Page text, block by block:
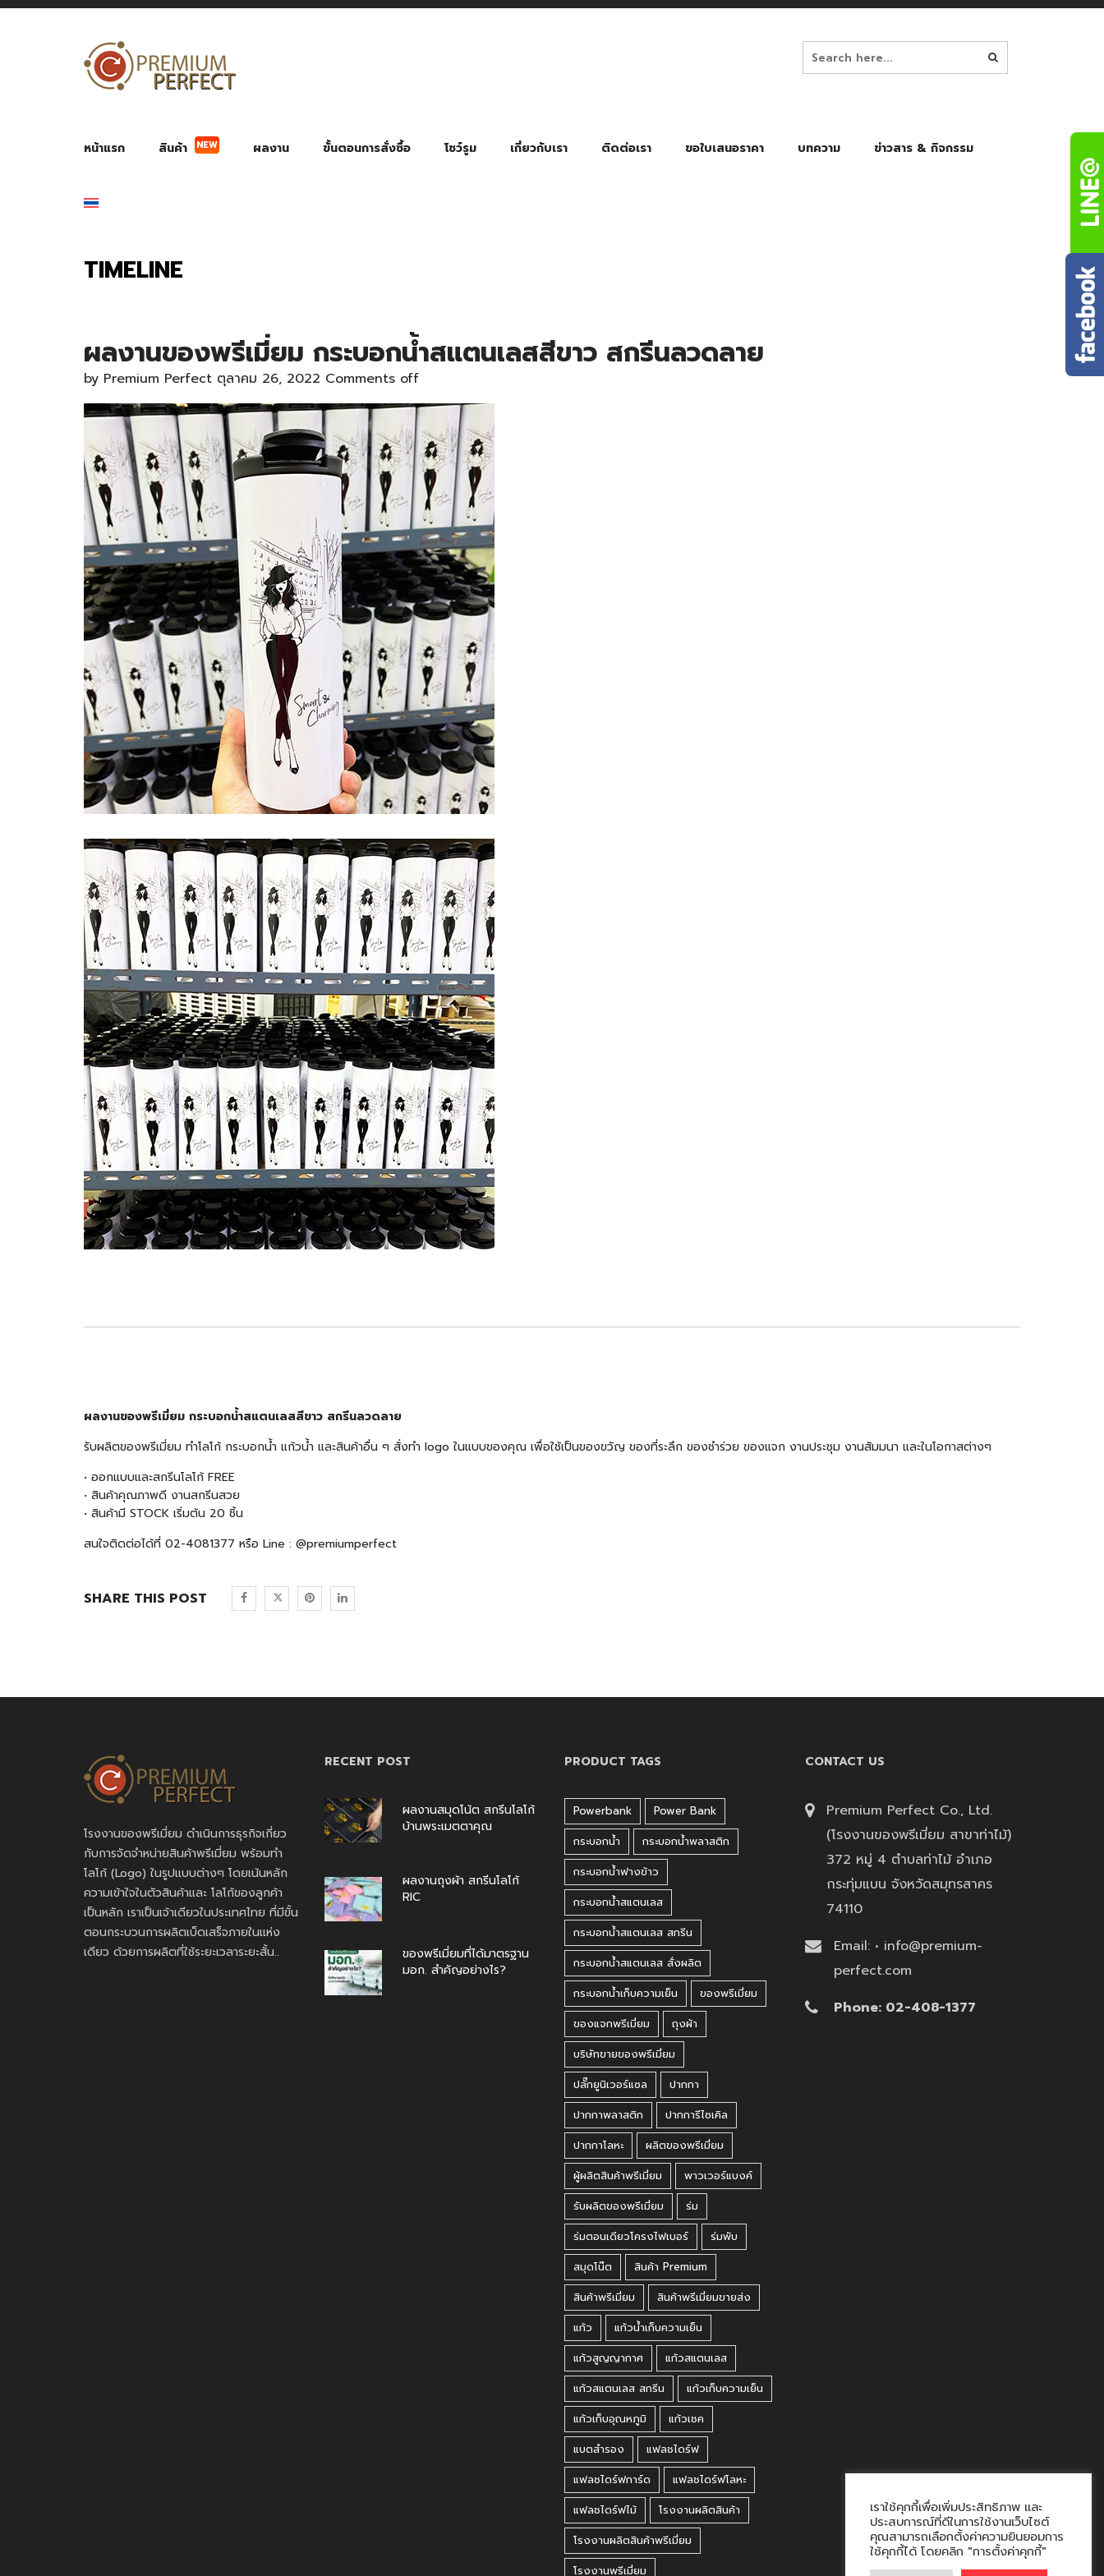
หน้าแรก สินค้า NEW ผลงาน ขั้นตอนการสั่งซื้อ โชว์รูม เกี่ยวกับเรา ติดต่อเรา ขอใบเสนอราคา บทความ ข่าวสาร & กิจกรรม
TIMELINE
ผลงานของพรีเมี่ยม กระบอกน้ำสแตนเลสสีขาว สกรีนลวดลาย
by Premium Perfect ตุลาคม 26, 2022 Comments off
ผลงานของพรีเมี่ยม กระบอกน้ำสแตนเลสสีขาว สกรีนลวดลาย
รับผลิตของพรีเมี่ยม ทำโลโก้ กระบอกน้ำ แก้วน้ำ และสินค้าอื่น ๆ สั่งทำ logo ในแบบของคุณ เพื่อใช้เป็นของขวัญ ของที่ระลึก ของชำร่วย ของแจก งานประชุม งานสัมมนา และในโอกาสต่างๆ
• ออกแบบและสกรีนโลโก้ FREE
• สินค้าคุณภาพดี งานสกรีนสวย
• สินค้ามี STOCK เริ่มต้น 20 ชิ้น
สนใจติดต่อได้ที่ 02-4081377 หรือ Line : @premiumperfect
SHARE THIS POST
โรงงานของพรีเมี่ยม ดำเนินการธุรกิจเกี่ยว
กับการจัดจำหน่ายสินค้าพรีเมี่ยม พร้อมทำ
โลโก้ (Logo) ในรูปแบบต่างๆ โดยเน้นหลัก
ความเข้าใจในตัวสินค้าและ โลโก้ของลูกค้า
เป็นหลัก เราเป็นเจ้าเดียวในประเทศไทย ที่มีขั้น
ตอนกระบวนการผลิตเบ็ดเสร็จภายในแห่ง
เดียว ด้วยการผลิตที่ใช้ระยะเวลาระยะสั้น..
RECENT POST
ผลงานสมุดโน้ต สกรีนโลโก้
บ้านพระเมตตาคุณ
ผลงานถุงผ้า สกรีนโลโก้
RIC
ของพรีเมี่ยมที่ได้มาตรฐาน
มอก. สำคัญอย่างไร?
PRODUCT TAGS
Powerbank
Power Bank
กระบอกน้ำ
กระบอกน้ำพลาสติก
กระบอกน้ำฟางข้าว
กระบอกน้ำสแตนเลส
กระบอกน้ำสแตนเลส สกรีน
กระบอกน้ำสแตนเลส สั่งผลิต
กระบอกน้ำเก็บความเย็น
ของพรีเมี่ยม
ของแจกพรีเมี่ยม
ถุงผ้า
บริษัทขายของพรีเมี่ยม
ปลั๊กยูนิเวอร์แซล
ปากกา
ปากกาพลาสติก
ปากการีไซเคิล
ปากกาโลหะ
ผลิตของพรีเมี่ยม
ผู้ผลิตสินค้าพรีเมี่ยม
พาวเวอร์แบงค์
รับผลิตของพรีเมี่ยม
ร่ม
ร่มตอนเดียวโครงไฟเบอร์
ร่มพับ
สมุดโน๊ต
สินค้า Premium
สินค้าพรีเมี่ยม
สินค้าพรีเมี่ยมขายส่ง
แก้ว
แก้วน้ำเก็บความเย็น
แก้วสูญญากาศ
แก้วสแตนเลส
แก้วสแตนเลส สกรีน
แก้วเก็บความเย็น
แก้วเก็บอุณหภูมิ
แก้วเชค
แบตสำรอง
แฟลชไดร์ฟ
แฟลชไดร์ฟการ์ด
แฟลชไดร์ฟโลหะ
แฟลชไดร์ฟไม้
โรงงานผลิตสินค้า
โรงงานผลิตสินค้าพรีเมี่ยม
โรงงานพรีเมี่ยม
CONTACT US
Premium Perfect Co., Ltd.
(โรงงานของพรีเมี่ยม สาขาท่าไม้)
372 หมู่ 4 ตำบลท่าไม้ อำเภอ
กระทุ่มแบน จังหวัดสมุทรสาคร
74110
Email: • info@premium-
perfect.com
Phone: 02-408-1377
เราใช้คุกกี้เพื่อเพิ่มประสิทธิภาพ และ
ประสบการณ์ที่ดีในการใช้งานเว็บไซต์
คุณสามารถเลือกตั้งค่าความยินยอมการ
ใช้คุกกี้ได้ โดยคลิก "การตั้งค่าคุกกี้"